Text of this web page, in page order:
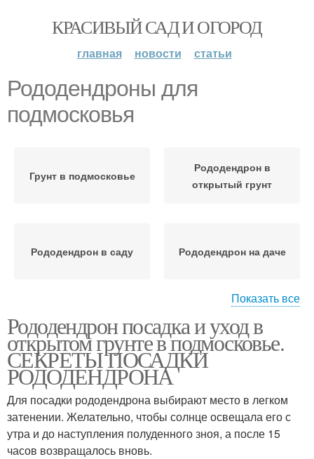
КРАСИВЫЙ САД И ОГОРОД
главная новости статьи
Рододендроны для
подмосковья
Грунт в подмосковье
Рододендрон в
открытый грунт
Рододендрон в саду Рододендрон на даче
Рододендрон на участке Сорта для подмосковья
Уход за рододендроном Рододендрон на зиму
Показать все
Рододендрон посадка и уход в
открытом грунте в подмосковье.
СЕКРЕТЫ ПОСАДКИ
РОДОДЕНДРОНА
Для посадки рододендрона выбирают место в легком
затенении. Желательно, чтобы солнце освещала его с
утра и до наступления полуденного зноя, а после 15
часов возвращалось вновь.